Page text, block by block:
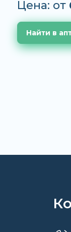
Цена: от
Найти в